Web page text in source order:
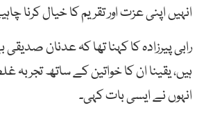
انہیں اپنی عزت اور تقریم کا خیال کرنا
رابی پیرزادہ کا کہنا تھا کہ عدنان
ہیں، یقینا ان کا خواتین کے ساتھ تجربہ
انہوں نے ایسی بات کہی۔